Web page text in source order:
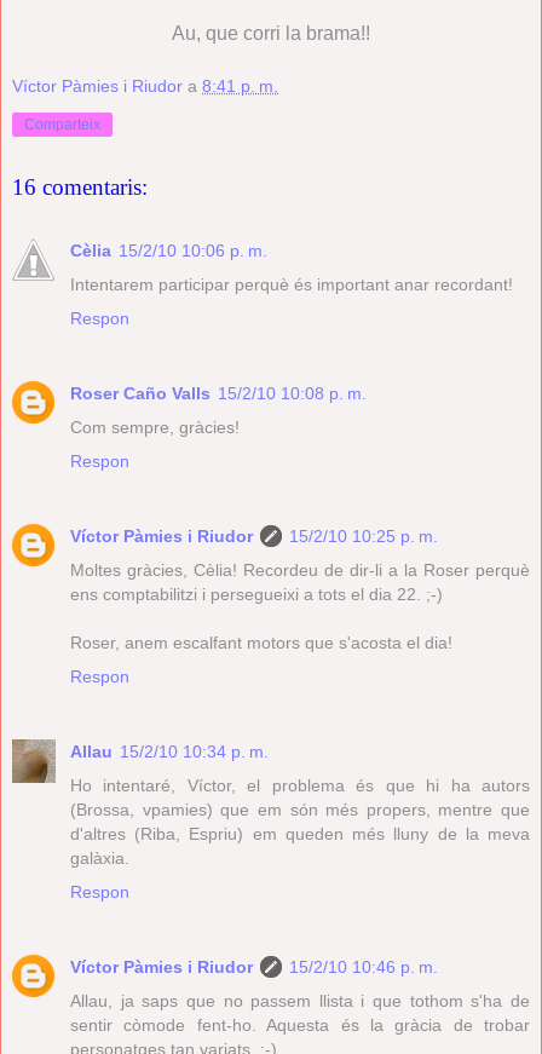
Au, que corri la brama!!
Víctor Pàmies i Riudor a 8:41 p. m.
Comparteix
16 comentaris:
Cèlia 15/2/10 10:06 p. m.
Intentarem participar perquè és important anar recordant!
Respon
Roser Caño Valls 15/2/10 10:08 p. m.
Com sempre, gràcies!
Respon
Víctor Pàmies i Riudor
15/2/10 10:25 p. m.
Moltes gràcies, Cèlia! Recordeu de dir-li a la Roser perquè
ens comptabilitzi i persegueixi a tots el dia 22. ;-)
Roser, anem escalfant motors que s'acosta el dia!
Respon
Allau 15/2/10 10:34 p. m.
Ho intentaré, Víctor, el problema és que hi ha autors
(Brossa, vpamies) que em són més propers, mentre que
d'altres (Riba, Espriu) em queden més lluny de la meva
galàxia.
Respon
Víctor Pàmies i Riudor
15/2/10 10:46 p. m.
Allau, ja saps que no passem llista i que tothom s'ha de
sentir còmode fent-ho. Aquesta és la gràcia de trobar
personatges tan variats. :-)